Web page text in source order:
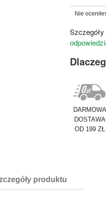
Nie
DARMOWA
DOSTAWA
OD 199 ZŁ
produktu